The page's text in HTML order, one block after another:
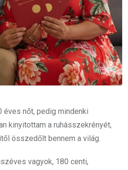
éves nőt, pedig mindenki
kinyitottam a ruhásszekrényét,
összedőlt bennem a világ.
vagyok, 180 centi,